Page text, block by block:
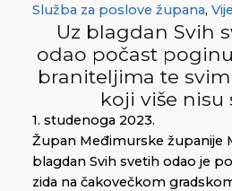
Služba za poslove župana,
Uz blagdan Svih
odao počast
braniteljima te
koji više nisu
1. studenoga 2023.
Župan Međimurske županije
blagdan Svih svetih odao je
zida na čakovečkom